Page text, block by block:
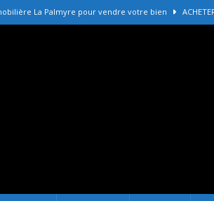
La Palmyre pour vendre votre bien